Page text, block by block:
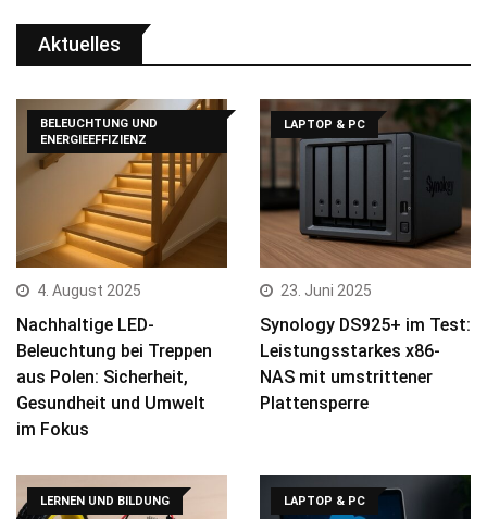
Aktuelles
BELEUCHTUNG UND
ENERGIEEFFIZIENZ
4. August 2025
Nachhaltige LED-
Beleuchtung bei Treppen
aus Polen: Sicherheit,
Gesundheit und Umwelt
im Fokus
LAPTOP & PC
23. Juni 2025
Synology DS925+ im Test:
Leistungsstarkes x86-
NAS mit umstrittener
Plattensperre
LERNEN UND BILDUNG LAPTOP & PC